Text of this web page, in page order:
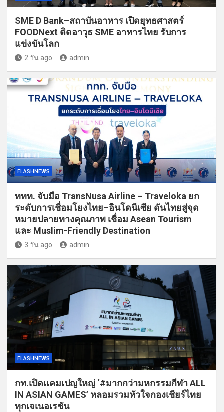
SME D Bank–สถาบันอาหาร เปิดยุทธศาสตร์
FOODNext ติดอาวุธ SME อาหารไทย รับการ
แข่งขันโลก
2 วัน ago admin
FLASHNEWS
ททท. จับมือ TransNusa Airline – Traveloka ยก
ระดับการเชื่อมโยงไทย–อินโดนีเซีย ดันไทยสู่จุด
หมายปลายทางคุณภาพ เชื่อม Asean Tourism
และ Muslim-Friendly Destination
3 วัน ago admin
FLASHNEWS
กท.เปิดแคมเปญใหญ่ ‘#มากกว่ามหกรรมกีฬา ALL
IN ASIAN GAMES’ หลอมรวมหัวใจกองเชียร์ไทย
ทุกเจเนอเรชัน